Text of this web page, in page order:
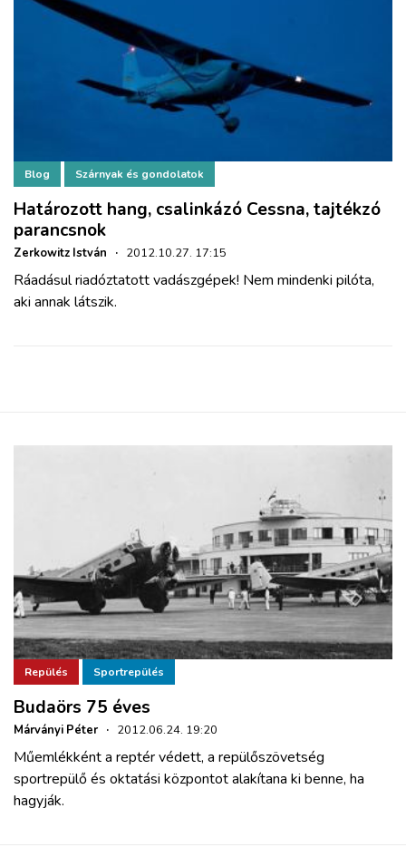
Blog Szárnyak és gondolatok
Határozott hang, csalinkázó Cessna, tajtékzó
parancsnok
Zerkowitz István · 2012.10.27. 17:15
Ráadásul riadóztatott vadászgépek! Nem mindenki pilóta,
aki annak látszik.
Repülés Sportrepülés
Budaörs 75 éves
Márványi Péter · 2012.06.24. 19:20
Műemlékként a reptér védett, a repülőszövetség
sportrepülő és oktatási központot alakítana ki benne, ha
hagyják.